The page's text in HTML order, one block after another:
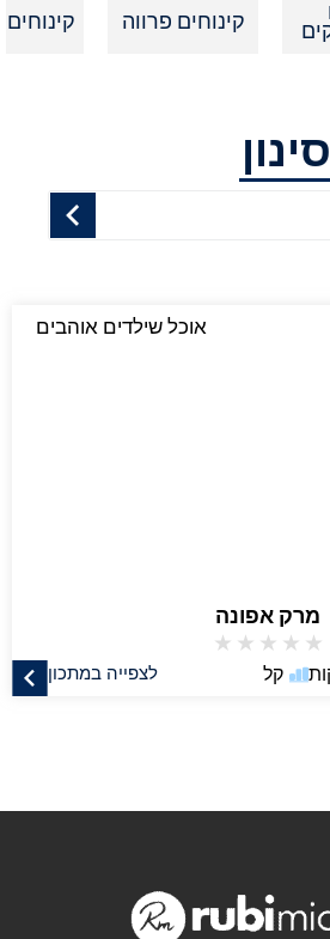
קינוחים פרווה קינוחים אישיים
סינון
אוכל שילדים אוהבים
מרק אפונה
★
★
★
★
★
לצפייה במתכון קל